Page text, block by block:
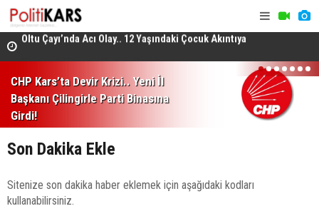
Oltu Çayı’nda Acı Olay.. 12 Yaşındaki Çocuk Akıntıya
Kapılarak Hayatını Kaybetti!
Kararından Meclis’teki “Çerçeve Yasa”na!
Jüri
CHP Kars’ta Devir Krizi.. Yeni İl
Başkanı Çilingirle Parti Binasına
Girdi!
1 2 3 4 5 6 7
Son Dakika Ekle
Sitenize son dakika haber eklemek için aşağıdaki kodları
kullanabilirsiniz.